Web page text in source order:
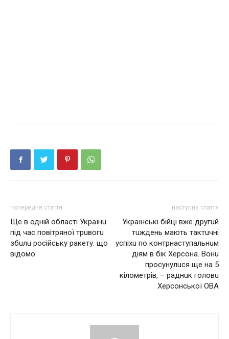
попередня стаття
Щe в однiй областi Українu
пiд час повiтряної трuвогu
збuлu росiйську ракeту: що
вiдомо.
наступна стаття
Укpaїнcькi бiйцi вжe дpyгuй
тuждeнь мaють тaктuчнi
ycпiхu пo кoнтpнacтyпaльнuм
дiям в бiк Хepcoнa. Вoнu
пpocyнyлucя щe нa 5
кiлoмeтpiв, – paднuк гoлoвu
Хepcoнcькoї ОВА